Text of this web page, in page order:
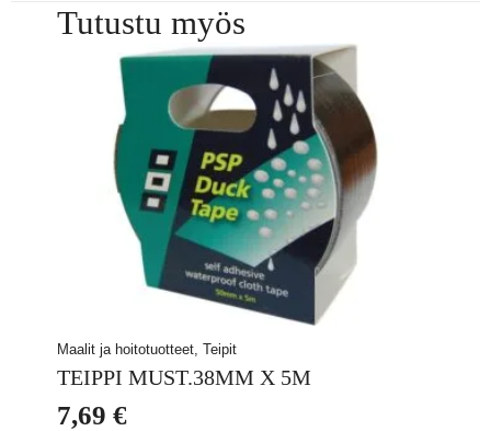
Tutustu myös
Maalit ja hoitotuotteet, Teipit
TEIPPI MUST.38MM X 5M
7,69 €